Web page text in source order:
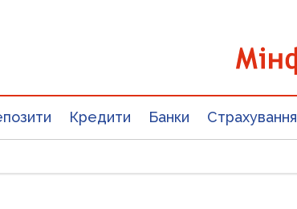
Кредити Банки Страхування